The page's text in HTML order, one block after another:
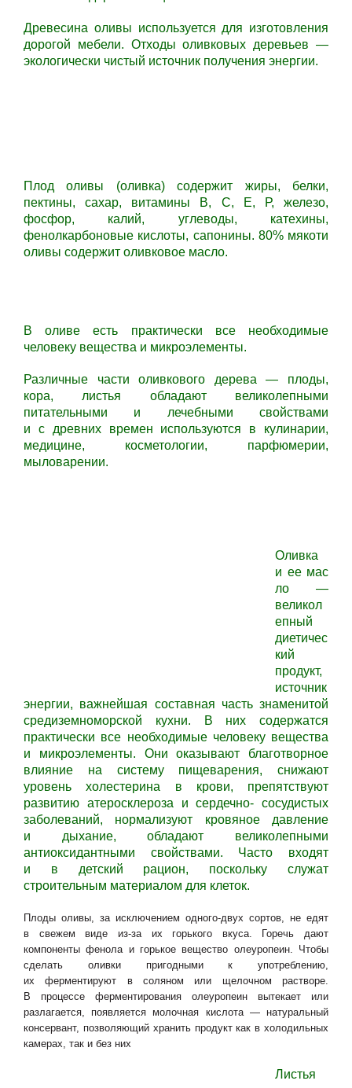
Древесина оливы используется для изготовления
дорогой мебели. Отходы оливковых деревьев —
экологически чистый источник получения энергии.
Плод оливы (оливка) содержит жиры, белки,
пектины, сахар, витамины В, С, Е, Р, железо,
фосфор, калий, углеводы, катехины,
фенолкарбоновые кислоты, сапонины. 80% мякоти
оливы содержит оливковое масло.
В оливе есть практически все необходимые
человеку вещества и микроэлементы.
Различные части оливкового дерева — плоды,
кора, листья обладают великолепными
питательными и лечебными свойствами
и с древних времен используются в кулинарии,
медицине, косметологии, парфюмерии,
мыловарении.
Оливка
и ее мас
ло —
великол
епный
диетичес
кий
продукт,
источник
энергии, важнейшая составная часть знаменитой
средиземноморской кухни. В них содержатся
практически все необходимые человеку вещества
и микроэлементы. Они оказывают благотворное
влияние на систему пищеварения, снижают
уровень холестерина в крови, препятствуют
развитию атеросклероза и сердечно- сосудистых
заболеваний, нормализуют кровяное давление
и дыхание, обладают великолепными
антиоксидантными свойствами. Часто входят
и в детский рацион, поскольку служат
строительным материалом для клеток.
Плоды оливы, за исключением одного-двух сортов, не едят
в свежем виде из-за их горького вкуса. Горечь дают
компоненты фенола и горькое вещество олеуропеин. Чтобы
сделать оливки пригодными к употреблению,
их ферментируют в соляном или щелочном растворе.
В процессе ферментирования олеуропеин вытекает или
разлагается, появляется молочная кислота — натуральный
консервант, позволяющий хранить продукт как в холодильных
камерах, так и без них
Листья